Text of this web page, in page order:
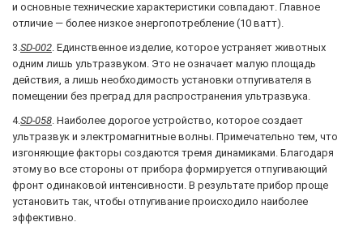
и основные технические характеристики совпадают. Главное
отличие — более низкое энергопотребление (10 ватт).
3.SD-002. Единственное изделие, которое устраняет животных
одним лишь ультразвуком. Это не означает малую площадь
действия, а лишь необходимость установки отпугивателя в
помещении без преград для распространения ультразвука.
4.SD-058. Наиболее дорогое устройство, которое создает
ультразвук и электромагнитные волны. Примечательно тем, что
изгоняющие факторы создаются тремя динамиками. Благодаря
этому во все стороны от прибора формируется отпугивающий
фронт одинаковой интенсивности. В результате прибор проще
установить так, чтобы отпугивание происходило наиболее
эффективно.